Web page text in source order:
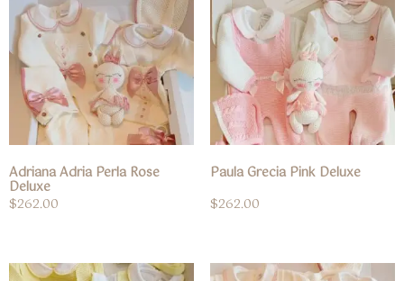
Adriana Adria Perla Rose
Deluxe
$262.00
Paula Grecia Pink Deluxe
$262.00